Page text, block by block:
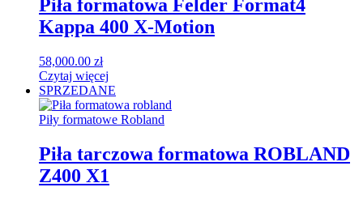
Piła formatowa Felder Format4
Kappa 400 X-Motion
58,000.00 zł
Czytaj więcej
SPRZEDANE
Piły formatowe Robland
Piła tarczowa formatowa ROBLAND
Z400 X1